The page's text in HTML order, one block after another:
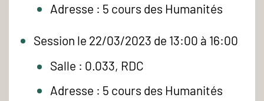
Adresse : 5 cours des Humanités
Session le 22/03/2023 de 13:00 à 16:00
Salle : 0.033, RDC
Adresse : 5 cours des Humanités